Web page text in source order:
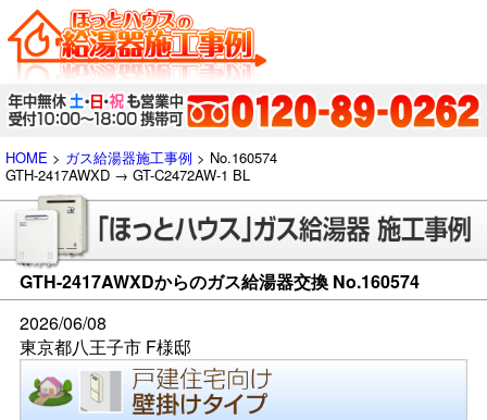
HOME > ガス給湯器施工事例 > No.160574
GTH-2417AWXD → GT-C2472AW-1 BL
GTH-2417AWXDからのガス給湯器交換 No.160574
2026/06/08
東京都八王子市 F様邸